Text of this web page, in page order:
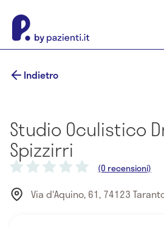
Indietro
Studio Oculistico
Spizzirri
(0 recensioni)
Via d'Aquino, 61, 74123